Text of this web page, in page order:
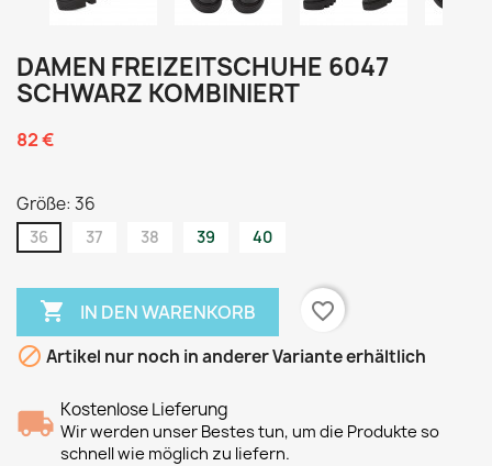
DAMEN FREIZEITSCHUHE 6047
SCHWARZ KOMBINIERT
82 €
Größe: 36
36 37 38 39 40
 IN DEN WARENKORB
favorite_border
 Artikel nur noch in anderer Variante erhältlich
Kostenlose Lieferung
Wir werden unser Bestes tun, um die Produkte so
schnell wie möglich zu liefern.